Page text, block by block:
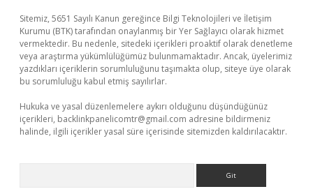
Sitemiz, 5651 Sayılı Kanun gereğince Bilgi Teknolojileri ve İletişim
Kurumu (BTK) tarafından onaylanmış bir Yer Sağlayıcı olarak hizmet
vermektedir. Bu nedenle, sitedeki içerikleri proaktif olarak denetleme
veya araştırma yükümlülüğümüz bulunmamaktadır. Ancak, üyelerimiz
yazdıkları içeriklerin sorumluluğunu taşımakta olup, siteye üye olarak
bu sorumluluğu kabul etmiş sayılırlar.
Hukuka ve yasal düzenlemelere aykırı olduğunu düşündüğünüz
içerikleri, backlinkpanelicomtr@gmail.com adresine bildirmeniz
halinde, ilgili içerikler yasal süre içerisinde sitemizden kaldırılacaktır.